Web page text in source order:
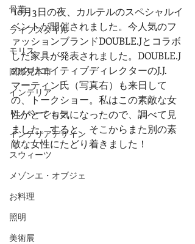
骨董
ライフスタイル
モリス
国際見本市
インテリア
リノベーション
インテリアデザイン
スウィーツ
メゾンエ・オブジェ
お料理
照明
美術展
10月3日の夜、カルテルのスペシャルイ
ベントが開催されました。今人気のフ
ァッションブランドDOUBLE.Jとコラボ
した家具が発表されました。DOUBLE.J
のクリエイティブディレクターのJ.J.
マーティン氏（写真右）も来日して
の、トークショー。私はこの素敵な女
性がとても気になったので、調べて見
ました。すると、そこからまた別の素
敵な女性にたどり着きました！